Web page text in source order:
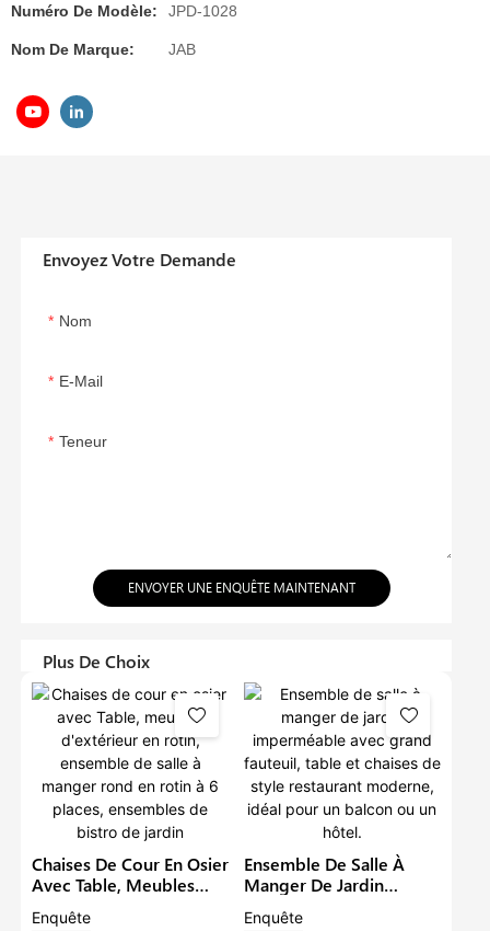
Numéro De Modèle:
JPD-1028
Nom De Marque: JAB
Envoyez Votre Demande
Nom
E-Mail
Teneur
ENVOYER UNE ENQUÊTE MAINTENANT
Plus De Choix
Chaises De Cour En Osier
Avec Table, Meubles
D'extérieur En Rotin,
Enquête
Ensemble De Salle À
Manger De Jardin
Imperméable Avec
Enquête